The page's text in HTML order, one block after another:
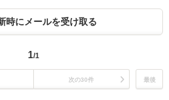
時にメールを受け取る
1/1
次の30件 最後